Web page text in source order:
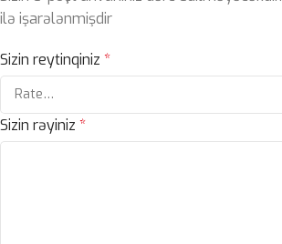
ilə işarələnmişdir
Sizin reytinqiniz *
Sizin rəyiniz *